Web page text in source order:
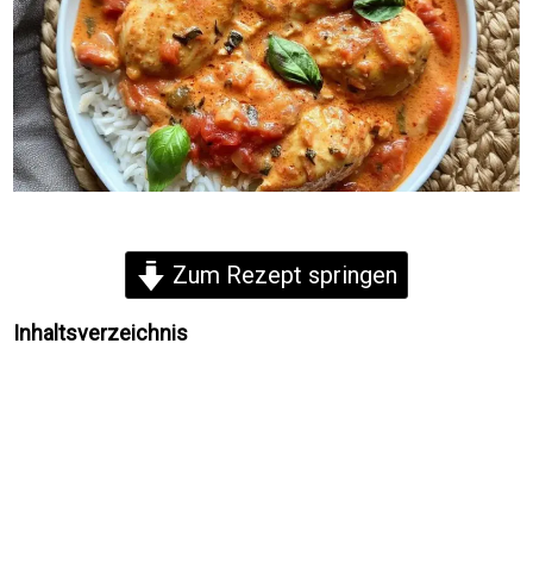
Zum Rezept springen
Inhaltsverzeichnis